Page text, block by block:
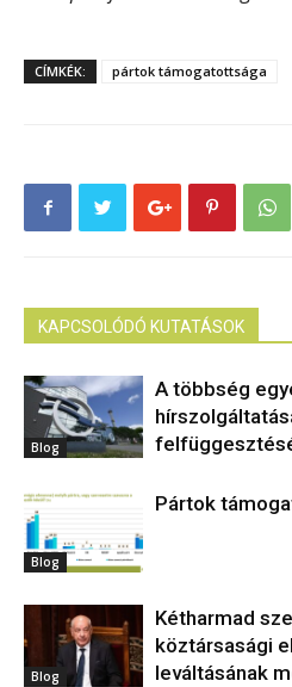
CÍMKÉK: pártok támogatottsága
KAPCSOLÓDÓ KUTATÁSOK
Blog
A többség
Blog
Pártok
Blog
Kétharmad
köztársasági
leváltásának